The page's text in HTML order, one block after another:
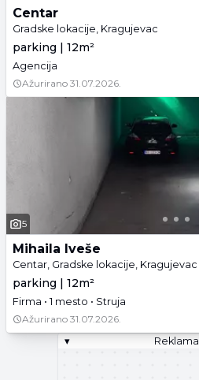
Centar
Gradske lokacije, Kragujevac
parking | 12m²
Agencija
Ažurirano 31.07.2026.
5
Mihaila Iveše
Centar, Gradske lokacije, Kragujevac
parking | 12m²
Firma • 1 mesto • Struja
Ažurirano 31.07.2026.
▾
Reklama